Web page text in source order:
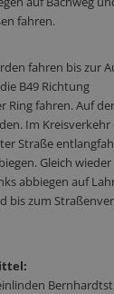
fahren.
fahren bis zur
B49 Richtung
Ring fahren. Auf
Im
Straße
Gleich
abbiegen auf
bis zum